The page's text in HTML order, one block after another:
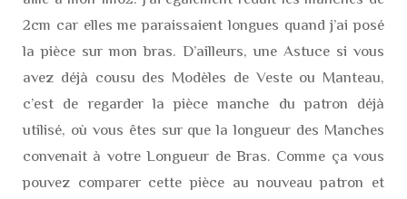
2cm car elles me paraissaient longues quand j’ai posé
la pièce sur mon bras. D’ailleurs, une Astuce si vous
avez déjà cousu des Modèles de Veste ou Manteau,
c’est de regarder la pièce manche du patron déjà
utilisé, où vous êtes sur que la longueur des Manches
convenait à votre Longueur de Bras. Comme ça vous
pouvez comparer cette pièce au nouveau patron et